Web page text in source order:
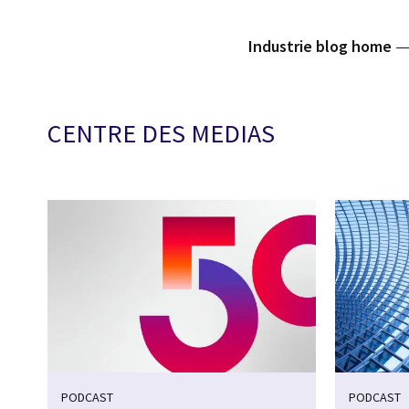
Industrie blog home
CENTRE DES MEDIAS
PODCAST PODCAST